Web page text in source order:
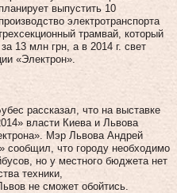
выпустить 10
электротранспорта
трамвай, который
13 млн грн, а в 2014 г. свет
«Электрон».
рассказал, что на выставке
власти Киева и Львова
Мэр Львова Андрей
сообщил, что городу необходимо
но у местного бюджета нет
техники,
не сможет обойтись.